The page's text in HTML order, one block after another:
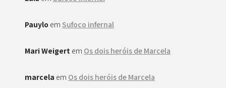
Pauylo em Sufoco infernal
Mari Weigert em Os dois heróis de Marcela
marcela em Os dois heróis de Marcela